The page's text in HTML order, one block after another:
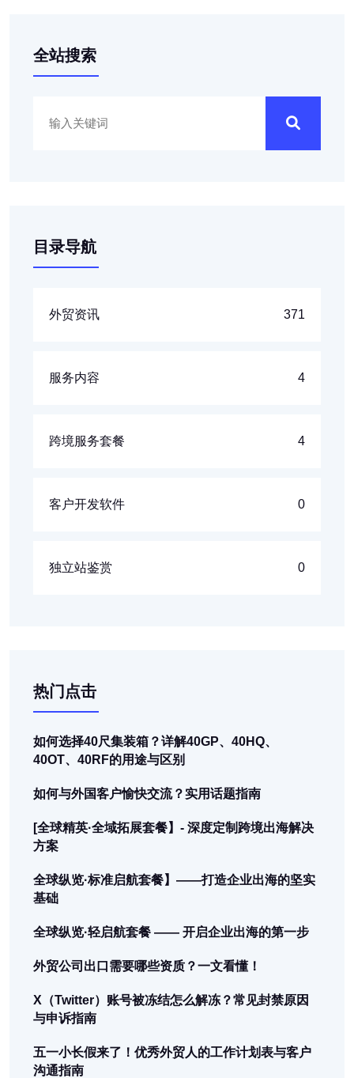
全站搜索
目录导航
外贸资讯 371
服务内容 4
跨境服务套餐 4
客户开发软件 0
独立站鉴赏 0
热门点击
如何选择40尺集装箱？详解40GP、40HQ、
40OT、40RF的用途与区别
如何与外国客户愉快交流？实用话题指南
[全球精英·全域拓展套餐】- 深度定制跨境出海解决
方案
全球纵览·标准启航套餐】——打造企业出海的坚实
基础
全球纵览·轻启航套餐 —— 开启企业出海的第一步
外贸公司出口需要哪些资质？一文看懂！
X（Twitter）账号被冻结怎么解冻？常见封禁原因
与申诉指南
五一小长假来了！优秀外贸人的工作计划表与客户
沟通指南